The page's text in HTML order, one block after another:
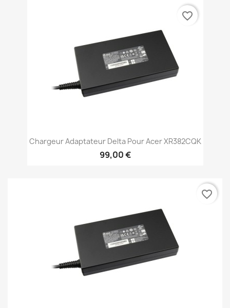
Chargeur Adaptateur Delta Pour Acer XR382CQK
99,00 €
favorite_border
favorite_border